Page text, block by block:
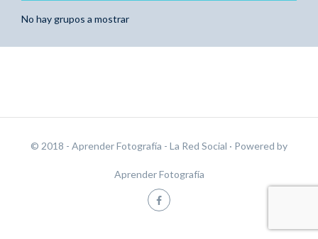
No hay grupos a mostrar
© 2018 - Aprender Fotografía - La Red Social · Powered by
Aprender Fotografía